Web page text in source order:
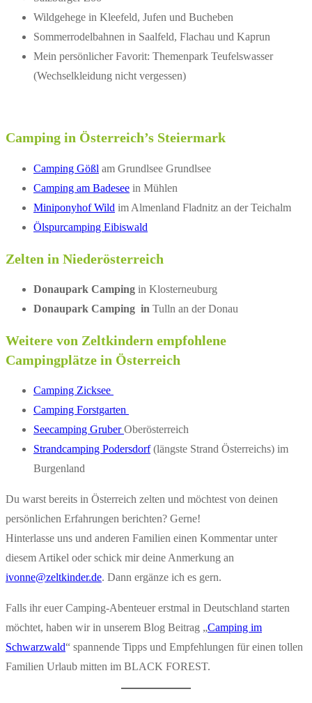
Wildgehege in Kleefeld, Jufen und Bucheben
Sommerrodelbahnen in Saalfeld, Flachau und Kaprun
Mein persönlicher Favorit: Themenpark Teufelswasser
(Wechselkleidung nicht vergessen)
Camping in Österreich’s Steiermark
Camping Gößl am Grundlsee Grundlsee
Camping am Badesee in Mühlen
Miniponyhof Wild im Almenland Fladnitz an der Teichalm
Ölspurcamping Eibiswald
Zelten in Niederösterreich
Donaupark Camping in Klosterneuburg
Donaupark Camping in Tulln an der Donau
Weitere von Zeltkindern empfohlene
Campingplätze in Österreich
Camping Zicksee
Camping Forstgarten
Seecamping GruberOberösterreich
Strandcamping Podersdorf(längste Strand Österreichs) im
Burgenland
Du warst bereits in Österreich zelten und möchtest von deinen
persönlichen Erfahrungen berichten? Gerne!
Hinterlasse uns und anderen Familien einen Kommentar unter
diesem Artikel oder schick mir deine Anmerkung an
ivonne@zeltkinder.de. Dann ergänze ich es gern.
Falls ihr euer Camping-Abenteuer erstmal in Deutschland starten
möchtet, haben wir in unserem Blog Beitrag „Camping im
Schwarzwald“ spannende Tipps und Empfehlungen für einen tollen
Familien Urlaub mitten im BLACK FOREST.